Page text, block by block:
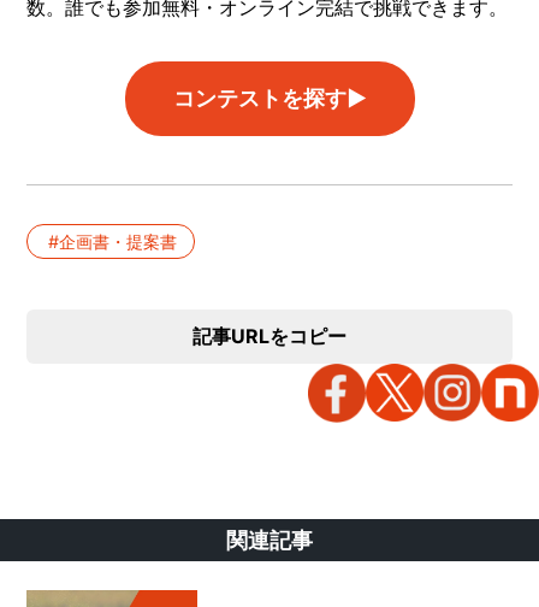
数。誰でも参加無料・オンライン完結で挑戦できます。
コンテストを探す▶︎
企画書・提案書
記事URLをコピー
関連記事